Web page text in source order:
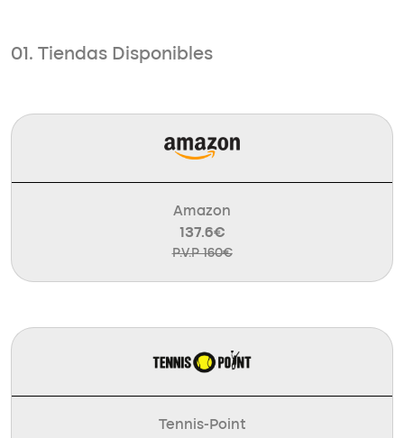
01. Tiendas Disponibles
Amazon
137.6€
P.V.P 160€
Tennis-Point